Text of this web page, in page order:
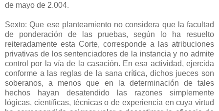
de mayo de 2.004.
Sexto: Que ese planteamiento no considera que la facultad
de ponderación de las pruebas, según lo ha resuelto
reiteradamente esta Corte, corresponde a las atribuciones
privativas de los sentenciadores de la instancia y no admite
control por la vía de la casación. En esa actividad, ejercida
conforme a las reglas de la sana crítica, dichos jueces son
soberanos, a menos que en la determinación de tales
hechos hayan desatendido las razones simplemente
lógicas, científicas, técnicas o de experiencia en cuya virtud